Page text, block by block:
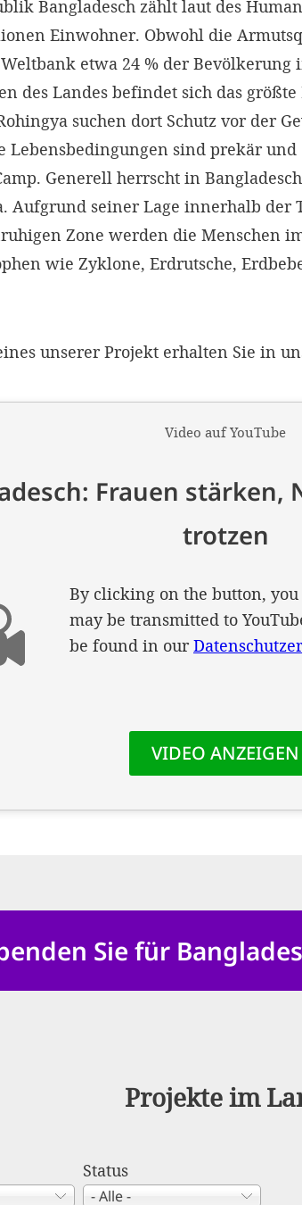
Bangladesch zählt laut des
Einwohner. Obwohl die
etwa 24 % der Bevölkerung
des Landes befindet sich das
suchen dort Schutz vor der
Lebensbedingungen sind prekär
Generell herrscht in
Aufgrund seiner Lage innerhalb der
Zone werden die Menschen
wie Zyklone, Erdrutsche,
unserer Projekt erhalten Sie in
Sie für
Projekte im
Status